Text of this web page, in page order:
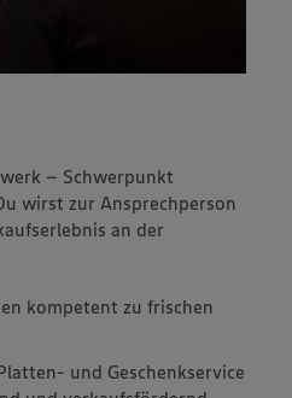
– Schwerpunkt
wirst zur Ansprechperson
an der
kompetent zu frischen
und Geschenkservice